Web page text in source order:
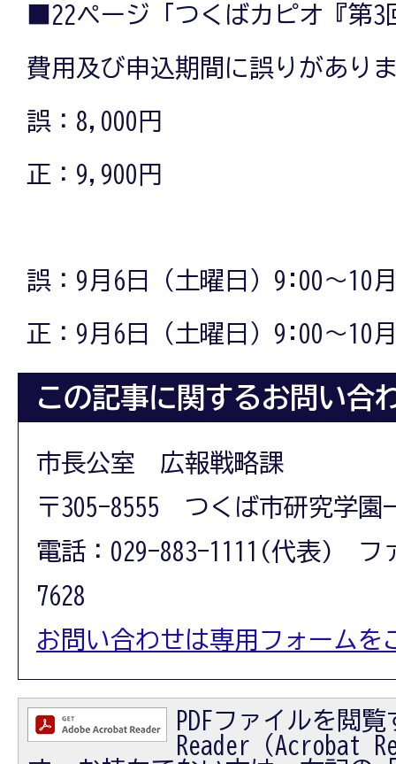
■22ページ「つくばカピオ『第
費用及び申込期間に誤りがあり
誤：8,000円
正：9,900円
誤：9月6日（土曜日）9:00～10
正：9月6日（土曜日）9:00～10
この記事に関するお問い合
市長公室 広報戦略課
〒305-8555 つくば市研究学園
電話：029-883-1111(代表) フ
7628
お問い合わせは専用フォームを
PDFファイルを閲
Reader（Acrobat